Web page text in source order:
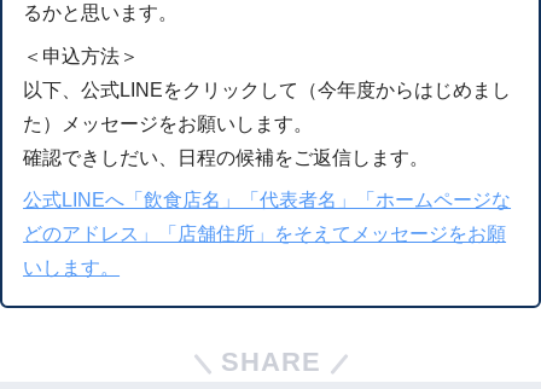
るかと思います。
＜申込方法＞
以下、公式LINEをクリックして（今年度からはじめまし
た）メッセージをお願いします。
確認できしだい、日程の候補をご返信します。
公式LINEへ「飲食店名」「代表者名」「ホームページな
どのアドレス」「店舗住所」をそえてメッセージをお願
いします。
SHARE